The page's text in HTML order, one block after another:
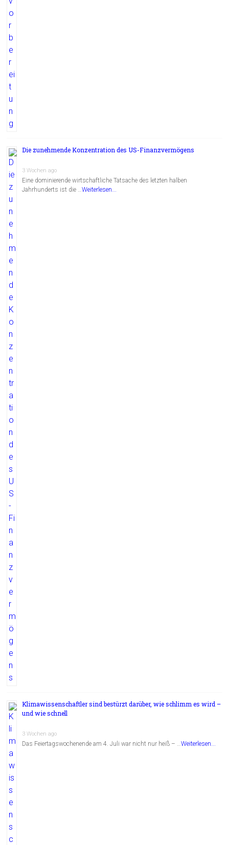
Die zunehmende Konzentration des US-Finanzvermögens
3 Wochen ago
Eine dominierende wirtschaftliche Tatsache des letzten halben
Jahrhunderts ist die …Weiterlesen...
Klimawissenschaftler sind bestürzt darüber, wie schlimm es wird –
und wie schnell
3 Wochen ago
Das Feiertagswochenende am 4. Juli war nicht nur heiß – …Weiterlesen...